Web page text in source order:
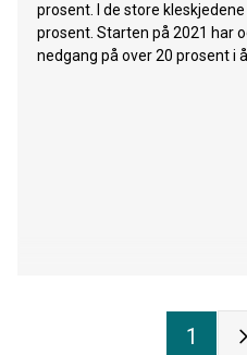
prosent. I de store
prosent. Starten på 2021 har
nedgang på over 20 prosent i
1